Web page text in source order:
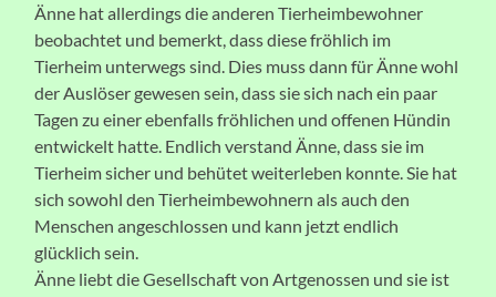
Änne hat allerdings die anderen Tierheimbewohner
beobachtet und bemerkt, dass diese fröhlich im
Tierheim unterwegs sind. Dies muss dann für Änne wohl
der Auslöser gewesen sein, dass sie sich nach ein paar
Tagen zu einer ebenfalls fröhlichen und offenen Hündin
entwickelt hatte. Endlich verstand Änne, dass sie im
Tierheim sicher und behütet weiterleben konnte. Sie hat
sich sowohl den Tierheimbewohnern als auch den
Menschen angeschlossen und kann jetzt endlich
glücklich sein.
Änne liebt die Gesellschaft von Artgenossen und sie ist